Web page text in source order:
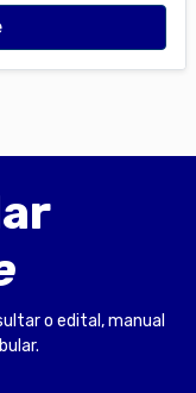
o edital, manual